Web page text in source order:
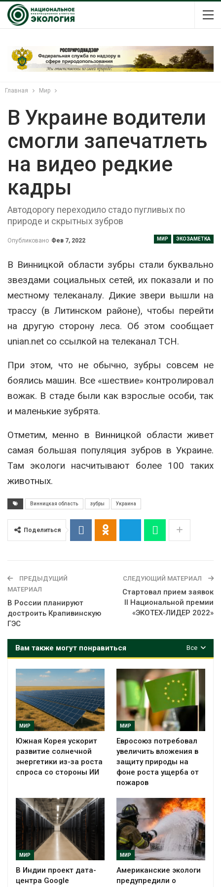
Главная Мир
В Украине водители
смогли запечатлеть
на видео редкие
кадры
Автодорогу переходило стадо пугливых по
природе и скрытных зубров
МИР ЭКОЗАМЕТКА
Опубликовано Фев 7, 2022
В Винницкой области зубры стали буквально
звездами социальных сетей, их показали и по
местному телеканалу. Дикие звери вышли на
трассу (в Литинском районе), чтобы перейти
на другую сторону леса. Об этом сообщает
unian.net со ссылкой на телеканал ТСН.
При этом, что не обычно, зубры совсем не
боялись машин. Все «шествие» контролировал
вожак. В стаде были как взрослые особи, так
и маленькие зубрята.
Отметим, менно в Винницкой области живет
самая большая популяция зубров в Украине.
Там экологи насчитывают более 100 таких
животных.
Винницкая область зубры Украина
Поделиться
ПРЕДЫДУЩИЙ
МАТЕРИАЛ
В России планируют
достроить Крапивинскую
ГЭС
СЛЕДУЮЩИЙ МАТЕРИАЛ
Стартовал прием заявок
II Национальной премии
«ЭКОТЕХ-ЛИДЕР 2022»
Все
Вам также могут понравиться
МИР
Южная Корея ускорит
развитие солнечной
энергетики из-за роста
спроса со стороны ИИ
МИР
Евросоюз потребовал
увеличить вложения в
защиту природы на
фоне роста ущерба от
пожаров
МИР
В Индии проект дата-
центра Google
МИР
Американские экологи
предупредили о